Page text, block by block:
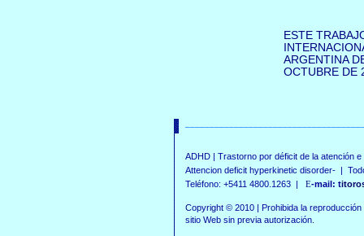
ESTE
ARGENTINA
OCTUBRE DE
ADHD | Trastorno por déficit de la atención e
Attencion deficit hyperkinetic disorder- |
Teléfono: +5411 4800.1263 |
E-mail: t
Copyright © 2010 | Prohibida la
sitio Web sin previa autorización.